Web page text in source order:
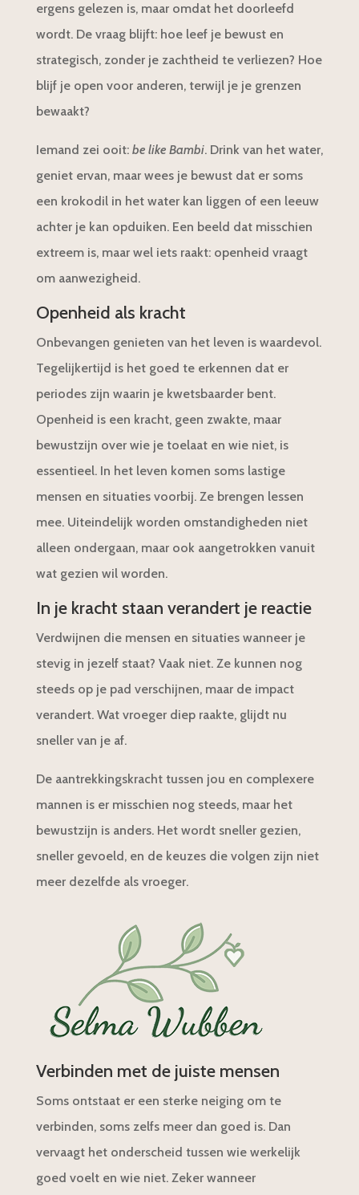
ergens gelezen is, maar omdat het doorleefd
wordt. De vraag blijft: hoe leef je bewust en
strategisch, zonder je zachtheid te verliezen? Hoe
blijf je open voor anderen, terwijl je je grenzen
bewaakt?
Iemand zei ooit: be like Bambi. Drink van het water,
geniet ervan, maar wees je bewust dat er soms
een krokodil in het water kan liggen of een leeuw
achter je kan opduiken. Een beeld dat misschien
extreem is, maar wel iets raakt: openheid vraagt
om aanwezigheid.
Openheid als kracht
Onbevangen genieten van het leven is waardevol.
Tegelijkertijd is het goed te erkennen dat er
periodes zijn waarin je kwetsbaarder bent.
Openheid is een kracht, geen zwakte, maar
bewustzijn over wie je toelaat en wie niet, is
essentieel. In het leven komen soms lastige
mensen en situaties voorbij. Ze brengen lessen
mee. Uiteindelijk worden omstandigheden niet
alleen ondergaan, maar ook aangetrokken vanuit
wat gezien wil worden.
In je kracht staan verandert je reactie
Verdwijnen die mensen en situaties wanneer je
stevig in jezelf staat? Vaak niet. Ze kunnen nog
steeds op je pad verschijnen, maar de impact
verandert. Wat vroeger diep raakte, glijdt nu
sneller van je af.
De aantrekkingskracht tussen jou en complexere
mannen is er misschien nog steeds, maar het
bewustzijn is anders. Het wordt sneller gezien,
sneller gevoeld, en de keuzes die volgen zijn niet
meer dezelfde als vroeger.
Verbinden met de juiste mensen
Soms ontstaat er een sterke neiging om te
verbinden, soms zelfs meer dan goed is. Dan
vervaagt het onderscheid tussen wie werkelijk
goed voelt en wie niet. Zeker wanneer